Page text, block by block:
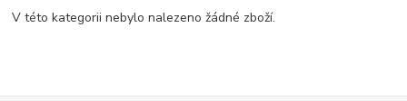
V této kategorii nebylo nalezeno žádné zboží.